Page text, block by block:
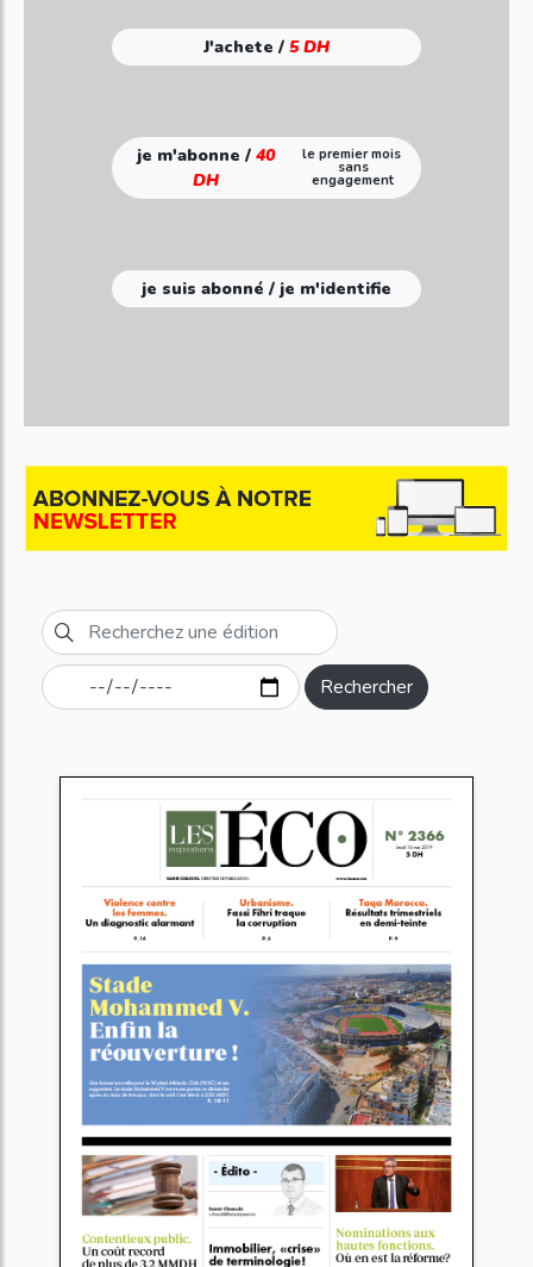
J'achete / 5 DH
je m'abonne /40
DH
le premier mois
sans
engagement
je suis abonné / je m'identifie
Rechercher